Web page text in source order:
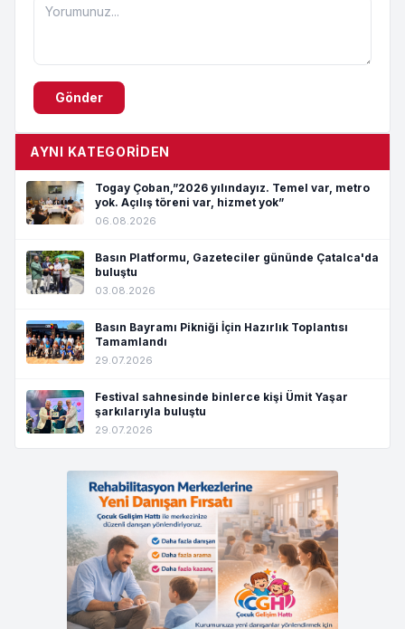
Gönder
AYNI KATEGORIDEN
Togay Çoban,”2026 yılındayız. Temel var, metro
yok. Açılış töreni var, hizmet yok”
06.08.2026
Basın Platformu, Gazeteciler gününde Çatalca'da
buluştu
03.08.2026
Basın Bayramı Pikniği İçin Hazırlık Toplantısı
Tamamlandı
29.07.2026
Festival sahnesinde binlerce kişi Ümit Yaşar
şarkılarıyla buluştu
29.07.2026